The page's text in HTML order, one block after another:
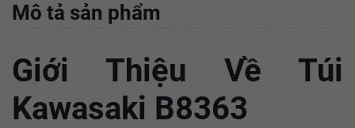
Mô tả sản phẩm
Giới Thiệu Về Túi
Kawasaki B8363